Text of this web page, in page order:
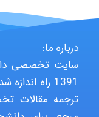
درباره ما:
سایت تخصصی
1391 راه
ترجمه مقالات